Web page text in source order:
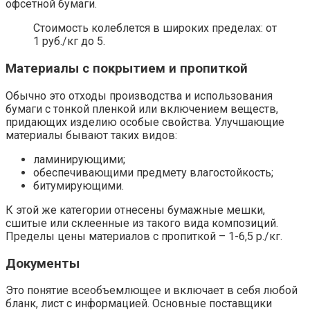
офсетной бумаги.
Стоимость колеблется в широких пределах: от
1 руб./кг до 5.
Материалы с покрытием и пропиткой
Обычно это отходы производства и использования
бумаги с тонкой пленкой или включением веществ,
придающих изделию особые свойства. Улучшающие
материалы бывают таких видов:
ламинирующими;
обеспечивающими предмету влагостойкость;
битумирующими.
К этой же категории отнесены бумажные мешки,
сшитые или склеенные из такого вида композиций.
Пределы цены материалов с пропиткой – 1-6,5 р./кг.
Документы
Это понятие всеобъемлющее и включает в себя любой
бланк, лист с информацией. Основные поставщики